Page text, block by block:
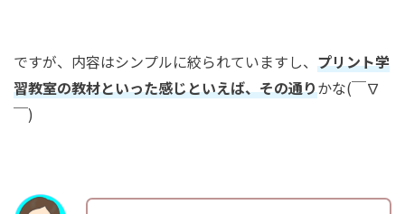
ですが、内容はシンプルに絞られていますし、 プリント学
習教室の教材といった感じといえば、その通りかな(￣∇
￣)